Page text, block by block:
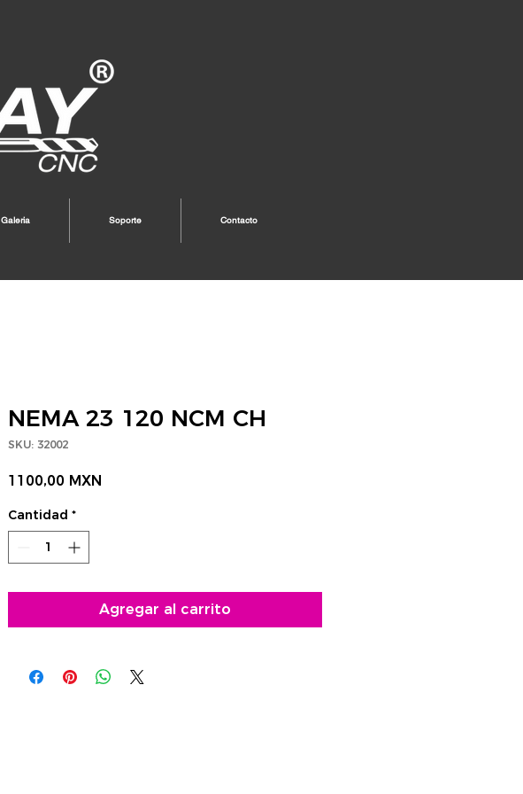
Galeria Soporte Contacto
NEMA 23 120 NCM CH
SKU: 32002
1100,00 MXN
Cantidad *
Agregar al carrito